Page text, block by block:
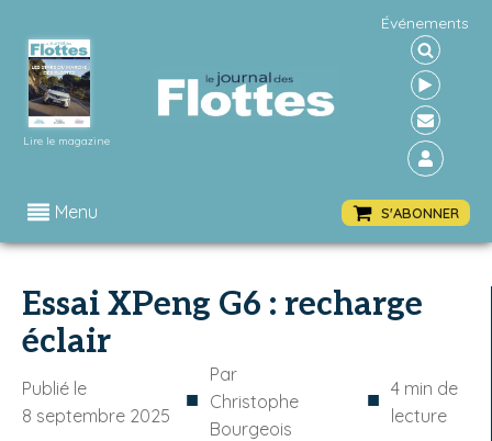
Lire le magazine
Événements
Menu S'ABONNER
Essai XPeng G6 : recharge
éclair
Publié le
8 septembre 2025
■
Par
Christophe
Bourgeois
■ 4 min de
lecture